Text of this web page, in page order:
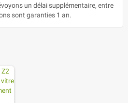
un délai supplémentaire, entre
sont garanties 1 an.